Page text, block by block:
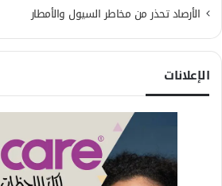
الأرصاد تحذر من مخاطر السيول والأمطار
الإعلانات